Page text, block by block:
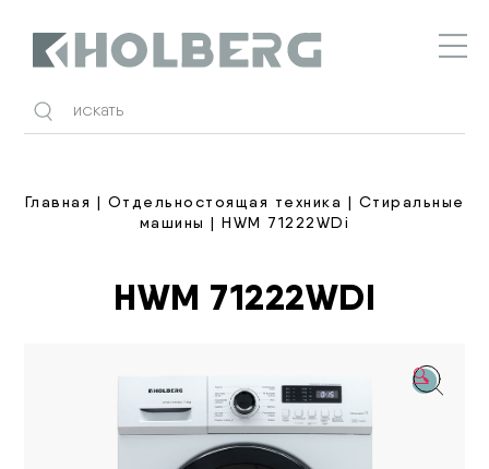
Главная | Отдельностоящая техника | Стиральные
машины | HWM 71222WDi
HWM 71222WDI
🔍